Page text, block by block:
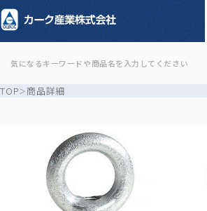
TOP 商品詳細